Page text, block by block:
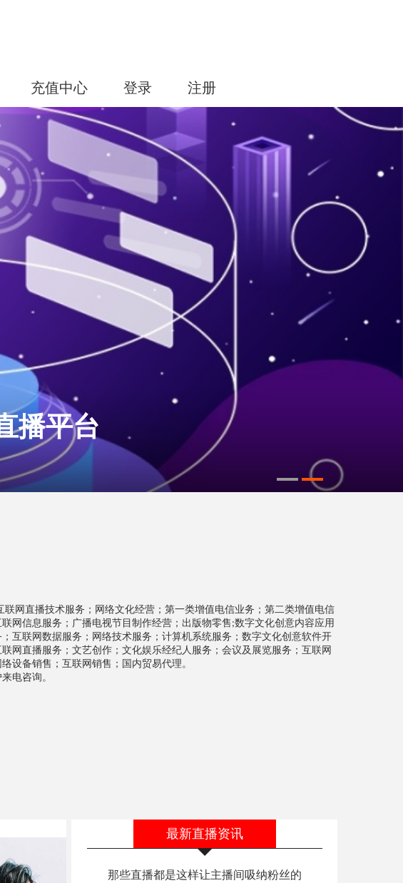
充值中心 登录 注册
企业创造价值
播平台
联网直播技术服务；网络文化经营；第一类增值电信业务；第二类增值电信
网信息服务；广播电视节目制作经营；出版物零售;数字文化创意内容应用
互联网数据服务；网络技术服务；计算机系统服务；数字文化创意软件开
网直播服务；文艺创作；文化娱乐经纪人服务；会议及展览服务；互联网
设备销售；互联网销售；国内贸易代理 。
电咨询。
最新直播资讯
那些直播都是这样让主播间吸纳粉丝的